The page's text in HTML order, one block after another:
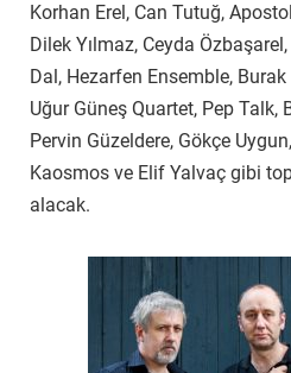
Korhan Erel, Can Tutuğ,
Dilek Yılmaz, Ceyda
Dal, Hezarfen Ensemble,
Uğur Güneş Quartet, Pep Talk,
Pervin Güzeldere, Gökçe
Kaosmos ve Elif Yalvaç gibi
alacak.